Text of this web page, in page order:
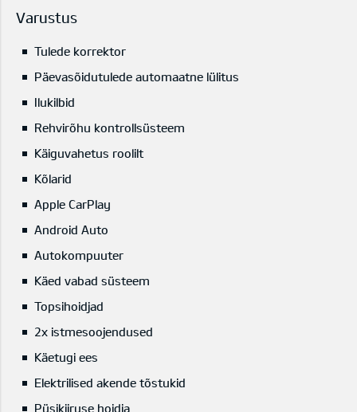
Varustus
Tulede korrektor
Päevasõidutulede automaatne lülitus
Ilukilbid
Rehvirõhu kontrollsüsteem
Käiguvahetus roolilt
Kõlarid
Apple CarPlay
Android Auto
Autokompuuter
Käed vabad süsteem
Topsihoidjad
2x istmesoojendused
Käetugi ees
Elektrilised akende tõstukid
Püsikiiruse hoidja